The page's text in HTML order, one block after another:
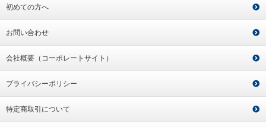
初めての方へ
お問い合わせ
会社概要（コーポレートサイト）
プライバシーポリシー
特定商取引について